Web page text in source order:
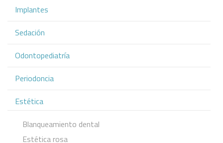
Implantes
Sedación
Odontopediatría
Periodoncia
Estética
Blanqueamiento dental
Estética rosa